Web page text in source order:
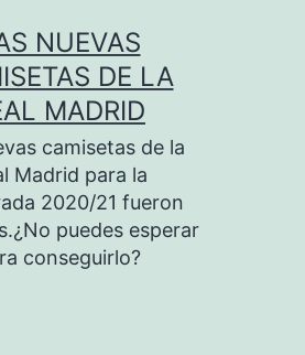
NUEVAS
DE LA
MADRID
camisetas de la
Madrid para la
2020/21 fueron
puedes esperar
conseguirlo?